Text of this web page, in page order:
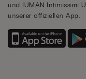
und IUMAN Intimissimi
unserer offiziellen App.